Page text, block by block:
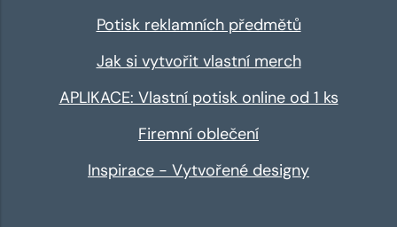
Potisk reklamních předmětů
Jak si vytvořit vlastní merch
APLIKACE: Vlastní potisk online od 1 ks
Firemní oblečení
Inspirace - Vytvořené designy